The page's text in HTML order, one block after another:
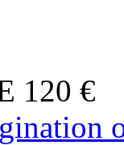
120 €